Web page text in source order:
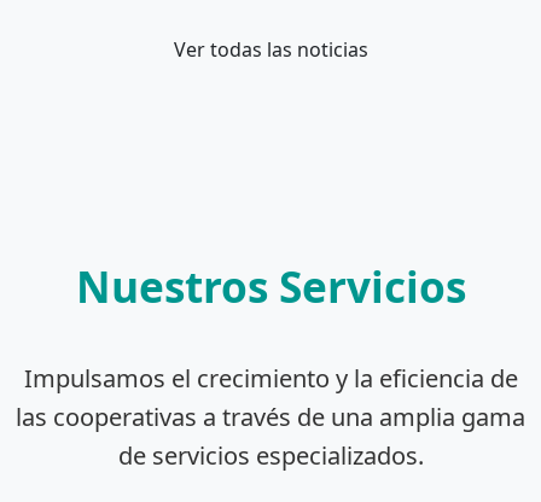
Ver todas las noticias
Nuestros Servicios
Impulsamos el crecimiento y la eficiencia de
las cooperativas a través de una amplia gama
de servicios especializados.